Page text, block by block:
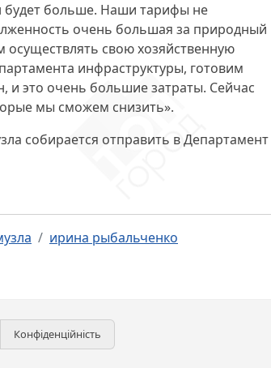
будет больше. Наши тарифы не
очень большая за природный
осуществлять свою хозяйственную
инфраструктуры, готовим
и это очень большие затраты. Сейчас
мы сможем снизить».
собирается отправить в Департамент
ирина рыбальченко
Конфіденційність